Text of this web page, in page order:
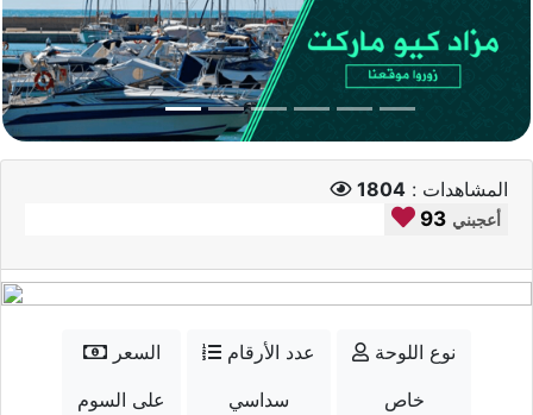
المشاهدات : 1804
93 أعجبني
السعر
على السوم
عدد الأرقام
سداسي
نوع اللوحة
خاص